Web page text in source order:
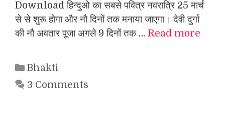
Download हिन्दुओ का सबसे पवित्र नवरात्रि 25 मार्च
से से शुरू होगा और नौ दिनों तक मनाया जाएगा। देवी दुर्गा
की नौ अवतार पूजा अगले 9 दिनों तक … Read more
Categories
Bhakti
3 Comments